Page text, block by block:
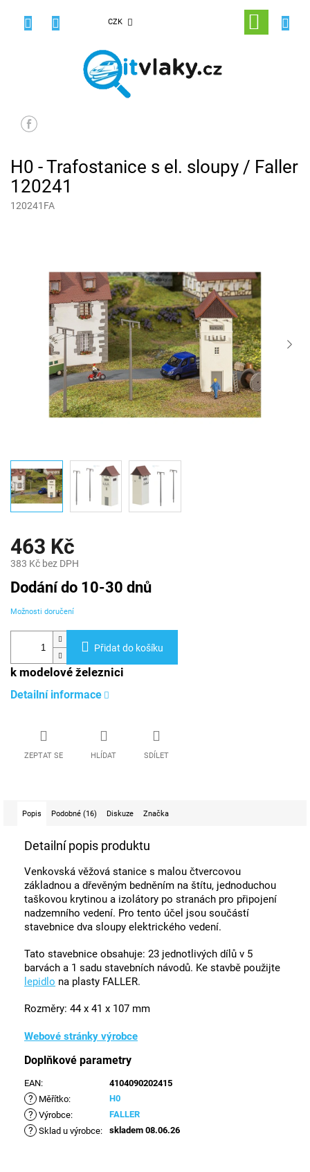
CZK
NÁKUPNÍ
KOŠÍK
H0 - Trafostanice s el. sloupy / Faller
120241
120241FA
463 Kč
383 Kč bez DPH
Měrná
cena:
Dodání do 10-30 dnů
Možnosti doručení
Přidat do košíku
k modelové železnici
Detailní informace
ZEPTAT SE HLÍDAT SDÍLET
Popis Podobné (16) Diskuze Značka
Detailní popis produktu
Venkovská věžová stanice s malou čtvercovou
základnou a dřevěným bedněním na štítu, jednoduchou
taškovou krytinou a izolátory po stranách pro připojení
nadzemního vedení. Pro tento účel jsou součástí
stavebnice dva sloupy elektrického vedení.
Tato stavebnice obsahuje: 23 jednotlivých dílů v 5
barvách a 1 sadu stavebních návodů. Ke stavbě použijte
lepidlo na plasty FALLER.
Rozměry: 44 x 41 x 107 mm
Webové stránky výrobce
Doplňkové parametry
EAN: 4104090202415
? Měřítko: H0
? Výrobce: FALLER
? Sklad u výrobce: skladem 08.06.26